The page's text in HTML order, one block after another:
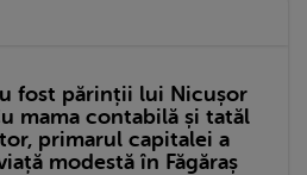
fost părinții lui Nicușor
mama contabilă și tatăl
primarul capitalei a
modestă în Făgăraș